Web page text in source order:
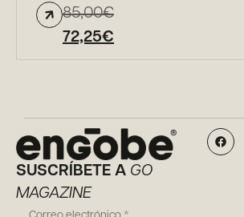
85,00€
72,25€
SUSCRÍBETE A GO
MAGAZINE